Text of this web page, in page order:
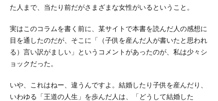
た人まで、当たり前だがさまざまな女性がいるということ。
実はこのコラムを書く前に、某サイトで本書を読んだ人の感想に
目を通したのだが、そこに「（子供を産んだ人が書いたと思われ
る）言い訳がましい」というコメントがあったのが、私は少々シ
ョックだった。
いや、これはねー、違うんですよ。結婚したり子供を産んだり、
いわゆる「王道の人生」を歩んだ人は、「どうして結婚した